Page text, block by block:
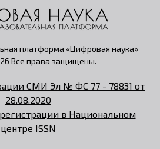
платформа «Цифровая наука»
Все права защищены.
СМИ Эл № ФС 77 - 78831 от
28.08.2020
в Национальном
центре ISSN